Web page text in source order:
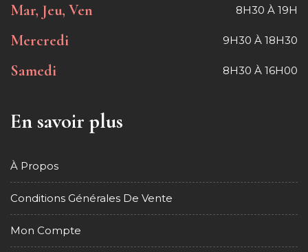
Mar, Jeu, Ven 8H30 À 19H
Mercredi 9H30 À 18H30
Samedi 8H30 À 16H00
En savoir plus
À Propos
Conditions Générales De Vente
Mon Compte